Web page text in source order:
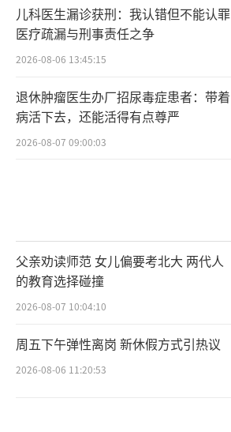
儿科医生漏诊获刑：我认错但不能认罪
医疗疏漏与刑事责任之争
2026-08-06 13:45:15
退休肿瘤医生办厂招尿毒症患者：带着
病活下去，还能活得有点尊严
2026-08-07 09:00:03
父亲劝读师范 女儿偏要考北大 两代人
的教育选择碰撞
2026-08-07 10:04:10
周五下午弹性离岗 新休假方式引热议
2026-08-06 11:20:53